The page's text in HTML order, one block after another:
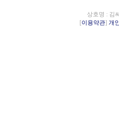
상호명 : 김
[이용약관] 개